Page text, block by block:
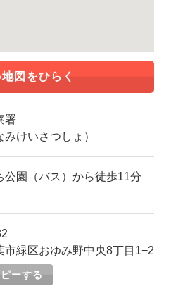
図をひらく
署
みけいさつしょ）
公園（バス）から徒歩11分
市緑区おゆみ野中央8丁目1−2
ーする